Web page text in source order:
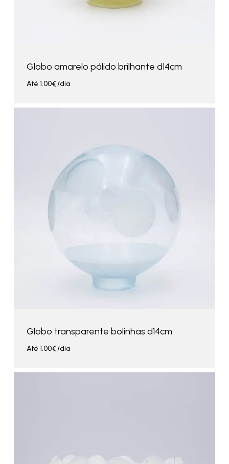
Globo amarelo pálido brilhante d14cm
Até 1.00€/dia
Globo transparente bolinhas d14cm
Até 1.00€/dia